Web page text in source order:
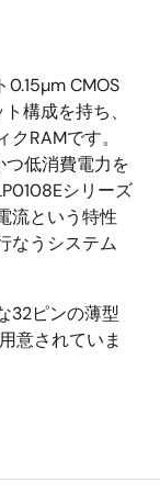
0.15µm CMOS
構成を持ち、
RAMです。
つ低消費電力を
シリーズ
流という特性
なうシステム
32ピンの薄型
意されていま